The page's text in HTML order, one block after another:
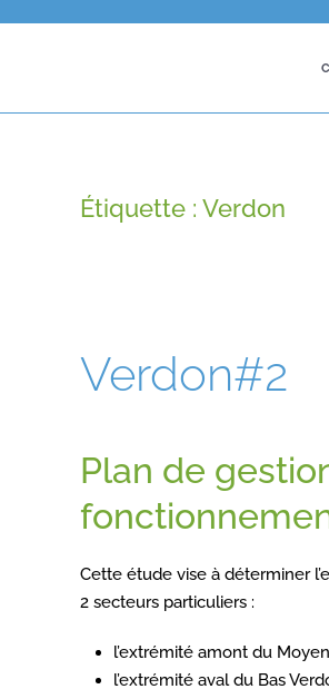
Étiquette : Verdon
Verdon#2
Plan de
Cette étude vise à déterminer
2 secteurs particuliers :
l’extrémité amont du
l’extrémité aval du Bas